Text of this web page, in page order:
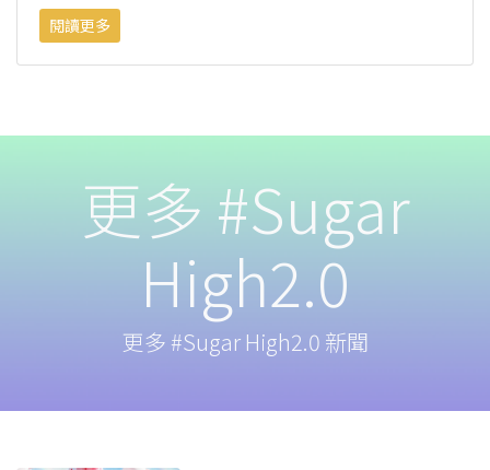
閱讀更多
更多 #Sugar
High2.0
更多 #Sugar High2.0 新聞